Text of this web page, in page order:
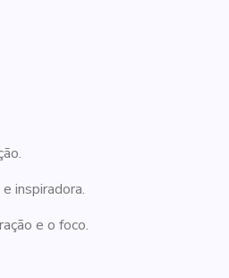
inspiradora.
e o foco.